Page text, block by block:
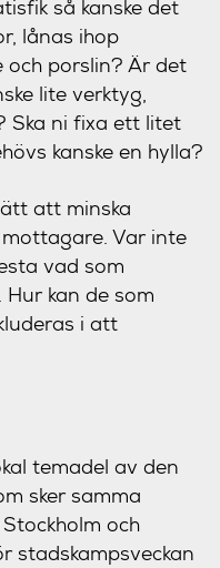
så kanske det
lånas ihop
och porslin? Är det
lite verktyg,
Ska ni fixa ett litet
kanske en hylla?
att minska
Var inte
vad som
kan de som
i att
temadel av den
sker samma
och
stadskampsveckan